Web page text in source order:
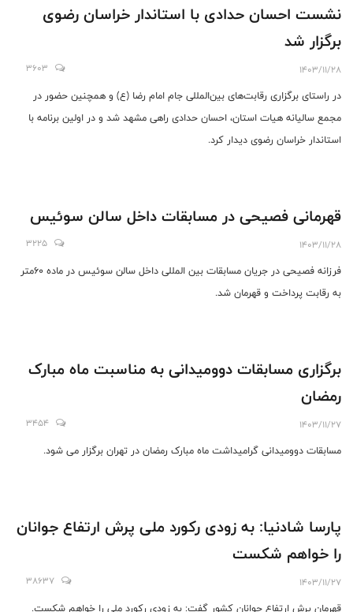
نشست احسان حدادی با استاندار خراسان رضوی
برگزار شد
1403/11/28
3603
در راستای برگزاری رقابت‌های بین‌المللی جام امام رضا (ع) و همچنین حضور در
مجمع سالیانه هیات استان، احسان حدادی راهی مشهد شد و در اولین برنامه با
استاندار خراسان رضوی دیدار کرد.
قهرمانی فصیحی در مسابقات داخل سالن سوئیس
1403/11/28
3225
فرزانه فصیحی در جریان مسابقات بین المللی داخل سالن سوئیس در ماده ۶۰متر
به رقابت پرداخت و قهرمان شد.
برگزاری مسابقات دوومیدانی به مناسبت ماه مبارک
رمضان
1403/11/27
3454
مسابقات دوومیدانی گرامیداشت ماه مبارک رمضان در تهران برگزار می شود.
پارسا شادنیا: به زودی رکورد ملی پرش ارتفاع جوانان
را خواهم شکست
1403/11/27
38637
قهرمان پرش ارتفاع جوانان کشور گفت: به زودی رکورد ملی را خواهم شکست.